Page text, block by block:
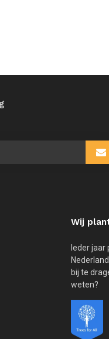
Wij
Ieder jaar
bij te
weten?